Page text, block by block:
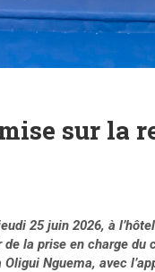
sur la
25 juin 2026, à
de la prise en charge
Nguema, avec